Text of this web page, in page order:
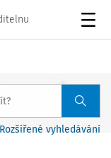
Rozšířené vyhledávání